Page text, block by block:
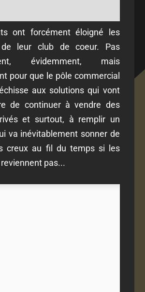
ont forcément éloigné les
de leur club de coeur. Pas
évidemment, mais
pour que le pôle commercial
aux solutions qui vont
de continuer à vendre des
et surtout, à remplir un
va inévitablement sonner de
creux au fil du temps si les
pas...